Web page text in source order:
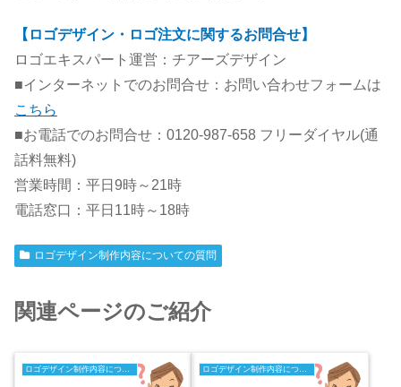
【ロゴデザイン・ロゴ注文に関するお問合せ】
ロゴエキスパート運営：チアーズデザイン
■インターネットでのお問合せ：お問い合わせフォームは
こちら
■お電話でのお問合せ：0120-987-658 フリーダイヤル(通
話料無料)
営業時間：平日9時～21時
電話窓口：平日11時～18時
ロゴデザイン制作内容についての質問
関連ページのご紹介